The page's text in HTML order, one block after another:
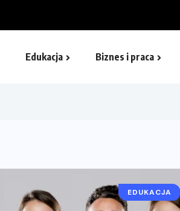
Edukacja Biznes i praca
EDUKACJA